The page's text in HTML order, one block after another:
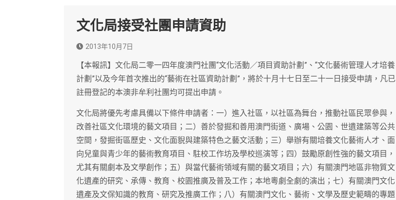
文化局接受社團申請資助
2013年10月7日
【本報訊】文化局二零一四年度澳門社團“文化活動／項目資助計劃”、“文化藝術管理人才培養
計劃”以及今年首次推出的“藝術在社區資助計劃”，將於十月十七日至二十一日接受申請，凡已
註冊登記的本澳非牟利社團均可提出申請。
文化局將優先考慮具備以下條件申請者：一）進入社區，以社區為舞台，推動社區民眾參與，
改善社區文化環境的藝文項目；二）善於發掘和善用澳門街道、廣場、公園、世遺建築等公共
空間，發掘街區歷史、文化面貎與建築特色之藝文活動；三）舉辦有關培養文化藝術人才、面
向兒童與青少年的藝術教育項目、駐校工作坊及學校巡演等；四）鼓勵原創性強的藝文項目，
尤其有關劇本及文學創作；五）與當代藝術領域有關的藝文項目；六）有關澳門地區非物質文
化遺產的研究、承傳、教育、校園推廣及普及工作；本地粵劇全劇的演出；七）有關澳門文化
遺產及文保知識的教育、研究及推廣工作；八）有關澳門文化、藝術、文學及歷史範疇的專題